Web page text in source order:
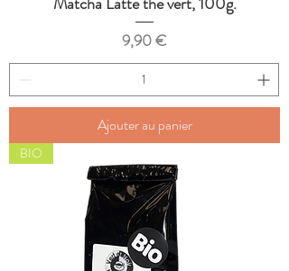
Prix
9,90 €
Ajouter au panier
BIO